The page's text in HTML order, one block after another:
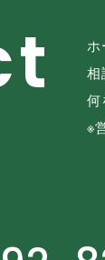
t
相
何
※